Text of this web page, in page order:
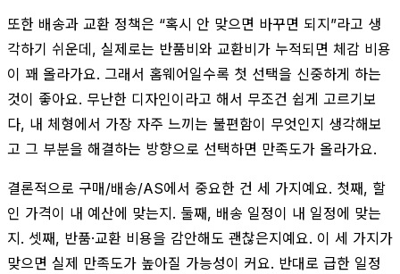
또한 배송과 교환 정책은 “혹시 안 맞으면 바꾸면 되지”라고 생
각하기 쉬운데, 실제로는 반품비와 교환비가 누적되면 체감 비용
이 꽤 올라가요. 그래서 홈웨어일수록 첫 선택을 신중하게 하는
것이 좋아요. 무난한 디자인이라고 해서 무조건 쉽게 고르기보
다, 내 체형에서 가장 자주 느끼는 불편함이 무엇인지 생각해보
고 그 부분을 해결하는 방향으로 선택하면 만족도가 올라가요.
결론적으로 구매/배송/AS에서 중요한 건 세 가지예요. 첫째, 할
인 가격이 내 예산에 맞는지. 둘째, 배송 일정이 내 일정에 맞는
지. 셋째, 반품·교환 비용을 감안해도 괜찮은지예요. 이 세 가지가
맞으면 실제 만족도가 높아질 가능성이 커요. 반대로 급한 일정